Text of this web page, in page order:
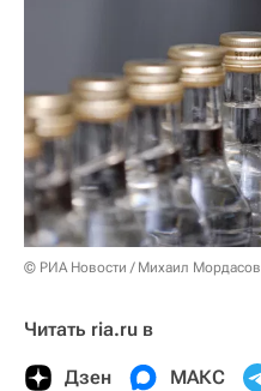
© РИА Новости / Михаил Мордасов
Читать ria.ru в
Дзен МАКС